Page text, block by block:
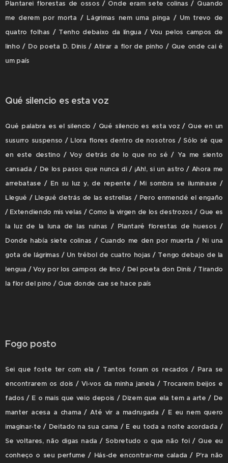
Plantarei florestas de ossos / Onde eram sete colinas / Quando
me derem por morta / Lágrimas nem uma pinga / Um trevo de
quatro folhas / Tenho debaixo da língua / Vou pelos campos de
linho / Do poeta D. Dinis / Atirar a flor de pinho / Que onde cai é
um país
Qué silencio es esta voz
Qué palabra es el silencio / Qué silencio es esta voz / Que en un
susurro suspenso / Llora flores dentro de nosotros / Sólo sé que
en este destino / Voy detrás de lo que no sé / Ya me siento
cansada / De los pasos que nunca di / ¡Ah!, si un astro / Ahora me
arrebatase / En su luz y, de repente / Mi sombra se iluminase /
Llegué / Llegué detrás de las estrellas / Pero enmendé el engaño
/ Extendiendo mis velas / Como la virgen de los destrozos / Que es
la luz de la luna de las ruinas / Plantaré florestas de huesos /
Donde había siete colinas / Cuando me den por muerta / Ni una
gota de lágrimas / Un trébol de cuatro hojas / Tengo debajo de la
lengua / Voy por los campos de lino / Del poeta don Dinís / Tirando
la flor del pino / Que donde cae se hace país
Fogo posto
Sei que foste ter com ela / Tantos foram os recados / Para se
encontrarem os dois / Vi-vos da minha janela / Trocarem beijos e
fados / E o mais que veio depois / Dizem que ela tem a arte / De
manter acesa a chama / Até vir a madrugada / E eu nem quero
imaginar-te / Deitado na sua cama / E eu toda a noite acordada /
Se voltares, não digas nada / Sobretudo o que não foi / Que eu
conheço o seu perfume / Hás-de encontrar-me calada / P'ra não